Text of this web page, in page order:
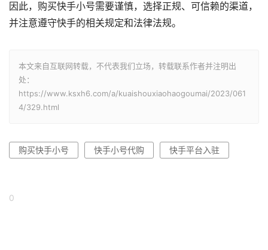
因此，购买快手小号需要谨慎，选择正规、可信赖的渠道，
并注意遵守快手的相关规定和法律法规。
本文来自互联网转载，不代表我们立场，转载联系作者并注明出
处：
https://www.ksxh6.com/a/kuaishouxiaohaogoumai/2023/061
4/329.html
购买快手小号 快手小号代购 快手平台入驻
0